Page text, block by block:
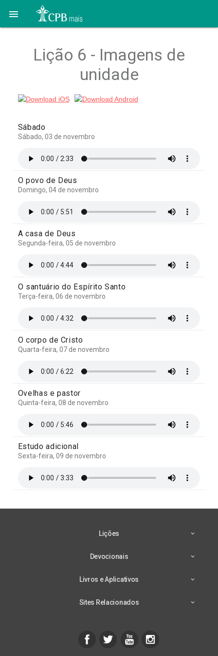

Lição 6 - Imagens de
unidade
Sábado
Sábado, 03 de novembro
O povo de Deus
Domingo, 04 de novembro
A casa de Deus
Segunda-feira, 05 de novembro
O santuário do Espírito Santo
Terça-feira, 06 de novembro
O corpo de Cristo
Quarta-feira, 07 de novembro
Ovelhas e pastor
Quinta-feira, 08 de novembro
Estudo adicional
Sexta-feira, 09 de novembro
Lições
Devocionais
Livros e Aplicativos
Sites Relacionados